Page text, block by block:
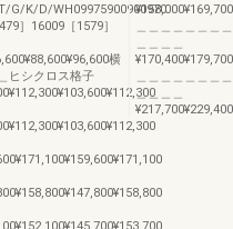
K/D/WH09975900900970
］16009［1579］
横
ヒシクロス格子
＿＿＿＿